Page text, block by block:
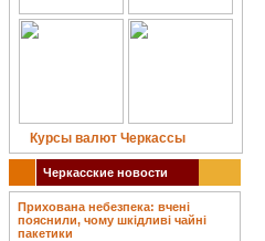
Курсы валют Черкассы
Черкасские новости
Прихована небезпека: вчені
пояснили, чому шкідливі чайні
пакетики